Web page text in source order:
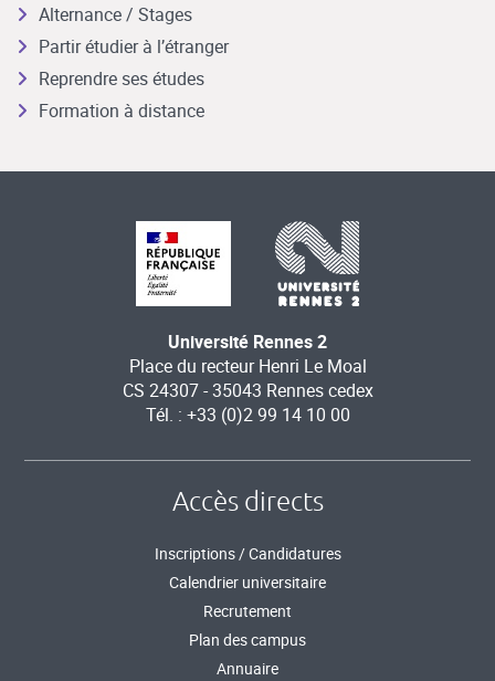
Alternance / Stages
Partir étudier à l’étranger
Reprendre ses études
Formation à distance
Université Rennes 2
Place du recteur Henri Le Moal
CS 24307 - 35043 Rennes cedex
Tél. : +33 (0)2 99 14 10 00
Accès directs
Inscriptions / Candidatures
Calendrier universitaire
Recrutement
Plan des campus
Annuaire